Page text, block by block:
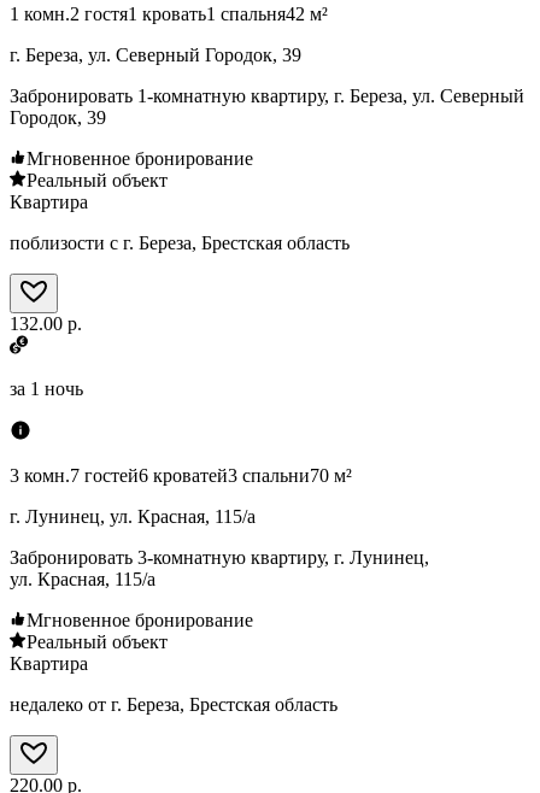
1 комн.2 гостя1 кровать1 спальня42 м²
г. Береза, ул. Северный Городок, 39
Забронировать 1-комнатную квартиру, г. Береза, ул. Северный
Городок, 39
Мгновенное бронирование
Реальный объект
Квартира
поблизости с г. Береза, Брестская область
132.00 р.
за 1 ночь
3 комн.7 гостей6 кроватей3 спальни70 м²
г. Лунинец, ул. Красная, 115/а
Забронировать 3-комнатную квартиру, г. Лунинец,
ул. Красная, 115/а
Мгновенное бронирование
Реальный объект
Квартира
недалеко от г. Береза, Брестская область
220.00 р.